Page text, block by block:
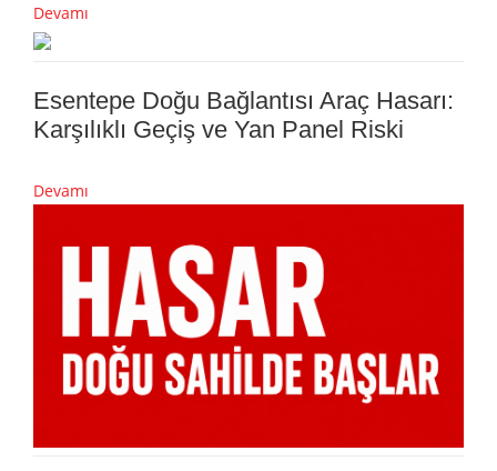
Devamı
Esentepe Doğu Bağlantısı Araç Hasarı:
Karşılıklı Geçiş ve Yan Panel Riski
Devamı